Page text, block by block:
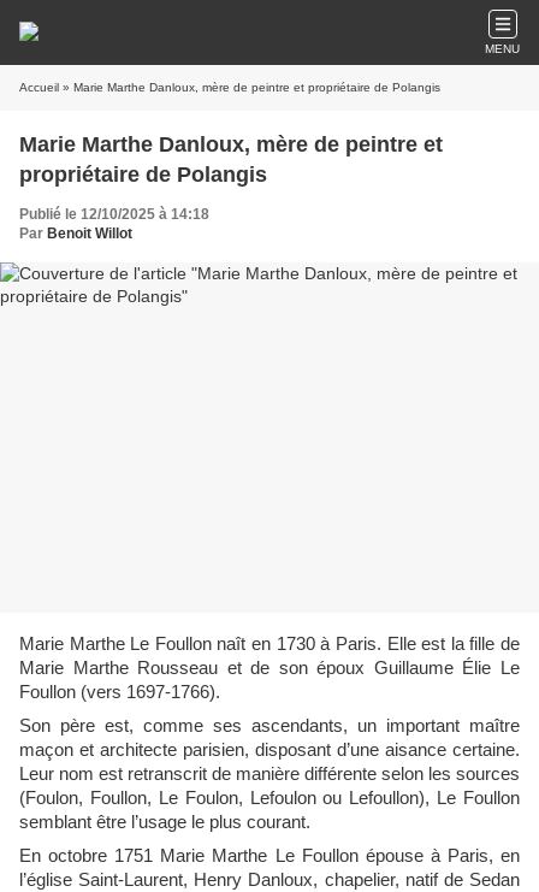
MENU
Accueil » Marie Marthe Danloux, mère de peintre et propriétaire de Polangis
Marie Marthe Danloux, mère de peintre et
propriétaire de Polangis
Publié le 12/10/2025 à 14:18
Par Benoit Willot
Marie Marthe Le Foullon naît en 1730 à Paris. Elle est la fille de
Marie Marthe Rousseau et de son époux Guillaume Élie Le
Foullon (vers 1697-1766).
Son père est, comme ses ascendants, un important maître
maçon et architecte parisien, disposant d’une aisance certaine.
Leur nom est retranscrit de manière différente selon les sources
(Foulon, Foullon, Le Foulon, Lefoulon ou Lefoullon), Le Foullon
semblant être l’usage le plus courant.
En octobre 1751 Marie Marthe Le Foullon épouse à Paris, en
l’église Saint-Laurent, Henry Danloux, chapelier, natif de Sedan